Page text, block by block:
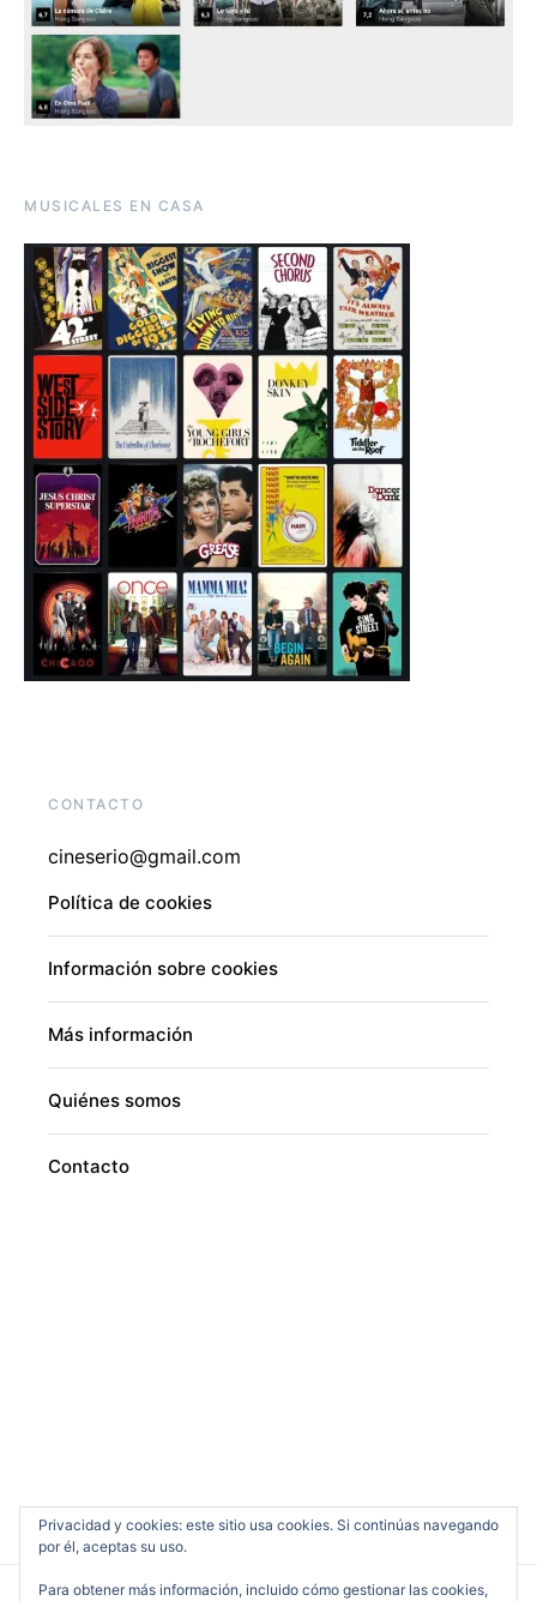
MUSICALES EN CASA
CONTACTO
cineserio@gmail.com
Política de cookies
Información sobre cookies
Más información
Quiénes somos
Contacto
Privacidad y cookies: este sitio usa cookies. Si continúas navegando
por él, aceptas su uso.
Para obtener más información, incluido cómo gestionar las cookies,